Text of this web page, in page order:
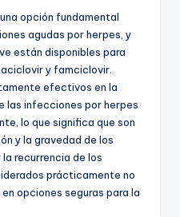
opción fundamental
agudas por herpes, y
están disponibles para
y famciclovir.
efectivos en la
las infecciones por herpes
lo que significa que son
y la gravedad de los
la recurrencia de los
prácticamente no
opciones seguras para la